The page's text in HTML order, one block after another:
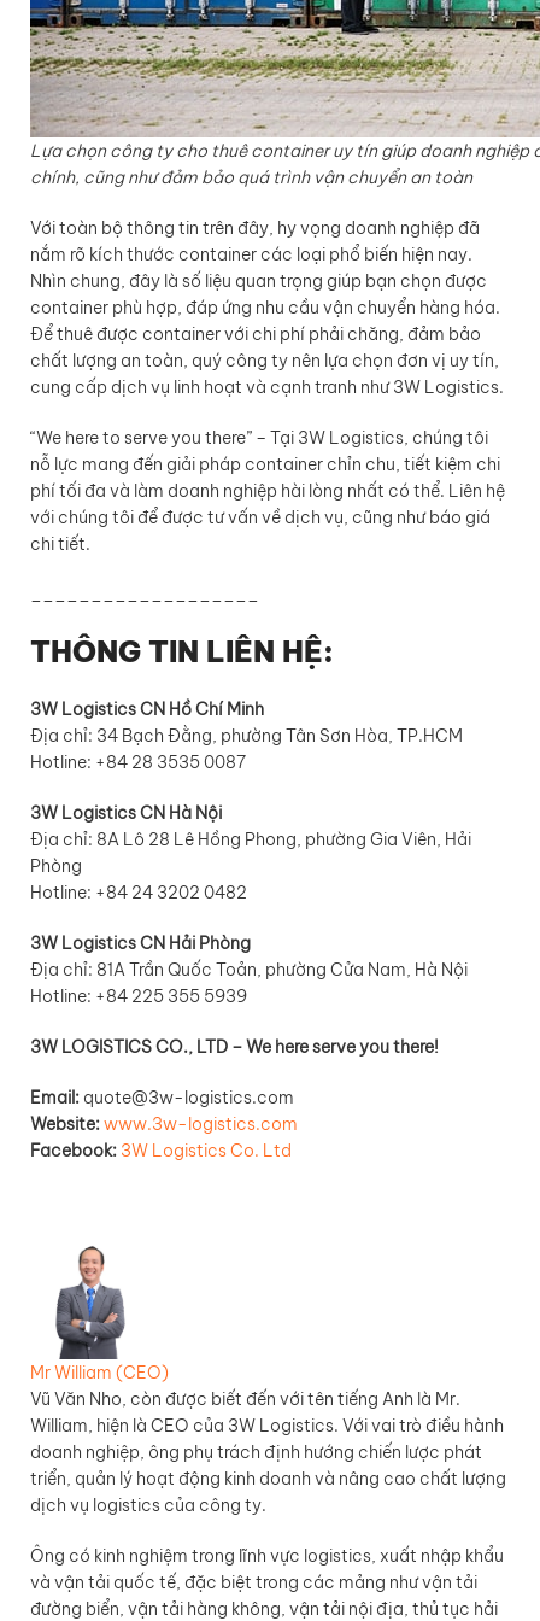
Lựa chọn công ty cho thuê container uy tín giúp doanh
chính, cũng như đảm bảo quá trình vận chuyển an toàn
Với toàn bộ thông tin trên đây, hy vọng doanh nghiệp đã
nắm rõ kích thước container các loại phổ biến hiện nay.
Nhìn chung, đây là số liệu quan trọng giúp bạn chọn được
container phù hợp, đáp ứng nhu cầu vận chuyển hàng hóa.
Để thuê được container với chi phí phải chăng, đảm bảo
chất lượng an toàn, quý công ty nên lựa chọn đơn vị uy tín,
cung cấp dịch vụ linh hoạt và cạnh tranh như 3W Logistics.
“We here to serve you there” – Tại 3W Logistics, chúng tôi
nỗ lực mang đến giải pháp container chỉn chu, tiết kiệm chi
phí tối đa và làm doanh nghiệp hài lòng nhất có thể. Liên hệ
với chúng tôi để được tư vấn về dịch vụ, cũng như báo giá
chi tiết.
THÔNG TIN LIÊN HỆ:
3W Logistics CN Hồ Chí Minh
Địa chỉ: 34 Bạch Đằng, phường Tân Sơn Hòa, TP.HCM
Hotline: +84 28 3535 0087
3W Logistics CN Hà Nội
Địa chỉ: 8A Lô 28 Lê Hồng Phong, phường Gia Viên, Hải
Phòng
Hotline: +84 24 3202 0482
3W Logistics CN Hải Phòng
Địa chỉ: 81A Trần Quốc Toản, phường Cửa Nam, Hà Nội
Hotline: +84 225 355 5939
3W LOGISTICS CO., LTD – We here serve you there!
Email: quote@3w-logistics.com
Website:www.3w-logistics.com
Facebook: 3W Logistics Co. Ltd
Mr William (CEO)
Vũ Văn Nho, còn được biết đến với tên tiếng Anh là Mr.
William, hiện là CEO của 3W Logistics. Với vai trò điều hành
doanh nghiệp, ông phụ trách định hướng chiến lược phát
triển, quản lý hoạt động kinh doanh và nâng cao chất lượng
dịch vụ logistics của công ty.
Ông có kinh nghiệm trong lĩnh vực logistics, xuất nhập khẩu
và vận tải quốc tế, đặc biệt trong các mảng như vận tải
đường biển, vận tải hàng không, vận tải nội địa, thủ tục hải